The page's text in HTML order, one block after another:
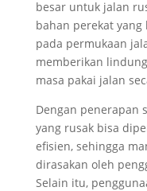
besar untuk jalan
bahan perekat
pada permukaan
memberikan
masa pakai jalan
Dengan penerapan
yang rusak bisa
efisien, sehingga
dirasakan oleh
Selain itu,